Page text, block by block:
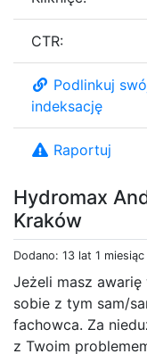
Hydromax
Kraków
Dodano: 13 lat 1
Jeżeli masz awarię
sobie z tym sam/
fachowca. Za
z Twoim
CTR:
Podlinkuj
indeksację
Raportuj